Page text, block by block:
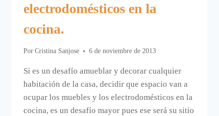
electrodomésticos en la
cocina.
Por Cristina Sanjose 6 de noviembre de 2013
Si es un desafío amueblar y decorar cualquier
habitación de la casa, decidir que espacio van a
ocupar los muebles y los electrodomésticos en la
cocina, es un desafío mayor pues ese será su sitio